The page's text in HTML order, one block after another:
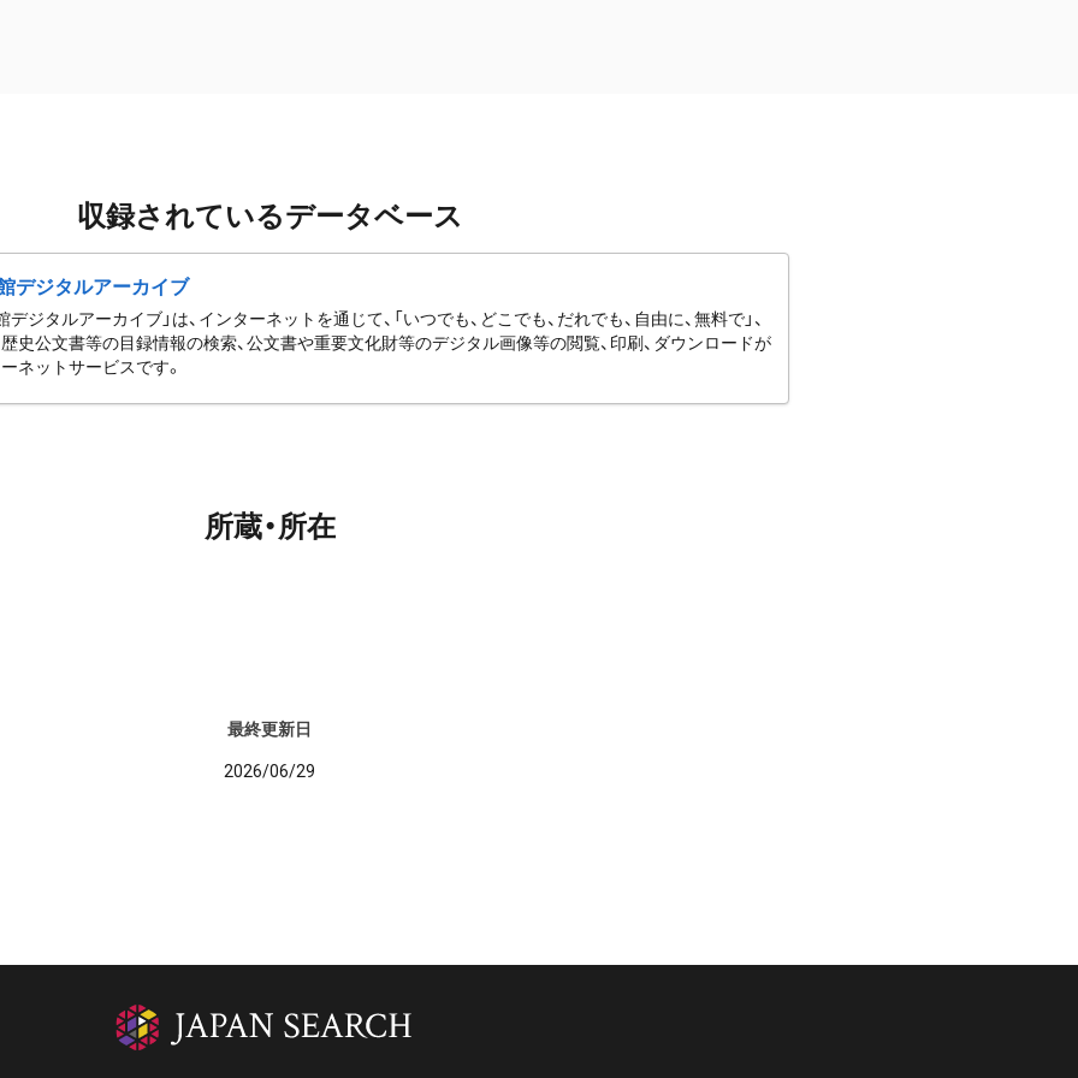
収録されているデータベース
デジタルアーカイブ
デジタルアーカイブ」は、インターネットを通じて、「いつでも、どこでも、だれでも、自由に、無料で」、
史公文書等の目録情報の検索、公文書や重要文化財等のデジタル画像等の閲覧、印刷、ダウンロードが
ネットサービスです。
所蔵・所在
最終更新日
2026/06/29